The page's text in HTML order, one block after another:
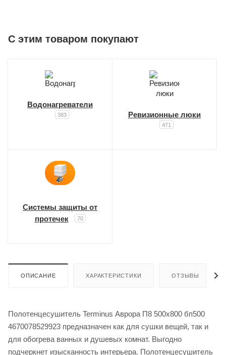
C этим товаром покупают
Водонагреватели
383 Ревизионные люки
471
Системы защиты от
протечек
70
ОПИСАНИЕ ХАРАКТЕРИСТИКИ ОТЗЫВЫ
Полотенцесушитель Terminus Аврора П8 500x800 бп500
4670078529923 предназначен как для сушки вещей, так и
для обогрева ванных и душевых комнат. Выгодно
подчеркнет изысканность интерьера. Полотенцесушитель